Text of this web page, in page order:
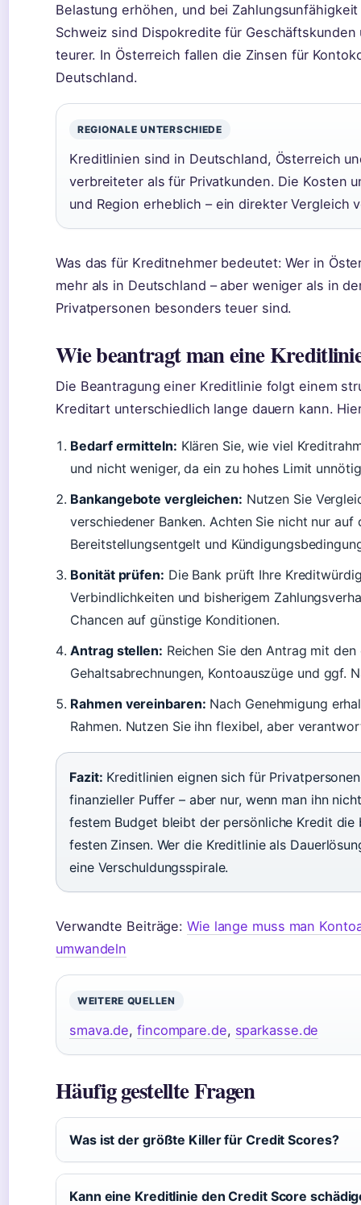
Belastung erhöhen, und bei
Schweiz sind Dispokredite für
teurer. In Österreich fallen die Zinsen für
Deutschland.
REGIONALE UNTERSCHIEDE
Kreditlinien sind in Deutschland, Österreich
verbreiteter als für Privatkunden. Die Kosten
und Region erheblich – ein direkter Vergleich
Was das für Kreditnehmer bedeutet: Wer in
mehr als in Deutschland – aber weniger als in
Privatpersonen besonders teuer sind.
Wie beantragt man eine
Die Beantragung einer Kreditlinie folgt einem
Kreditart unterschiedlich lange dauern kann.
Bedarf ermitteln: Klären Sie, wie viel
und nicht weniger, da ein zu hohes Limit
Bankangebote vergleichen: Nutzen Sie
verschiedener Banken. Achten Sie nicht nur
Bereitstellungsentgelt und
Bonität prüfen: Die Bank prüft Ihre
Verbindlichkeiten und bisherigem
Chancen auf günstige Konditionen.
Antrag stellen: Reichen Sie den Antrag mit
Gehaltsabrechnungen, Kontoauszüge und ggf.
Rahmen vereinbaren: Nach Genehmigung
Rahmen. Nutzen Sie ihn flexibel, aber
Fazit: Kreditlinien eignen sich für
finanzieller Puffer – aber nur, wenn man ihn
festem Budget bleibt der persönliche Kredit die
festen Zinsen. Wer die Kreditlinie als
eine Verschuldungsspirale.
Verwandte Beiträge: Wie lange muss man
umwandeln
WEITERE QUELLEN
smava.de,fincompare.de, sparkasse.de
Häufig gestellte Fragen
Was ist der größte Killer für Credit Scores?
Kann eine Kreditlinie den Credit Score